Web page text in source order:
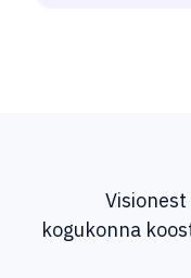
kogukonna